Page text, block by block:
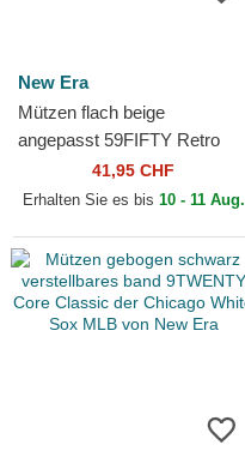
New Era
Mützen flach beige
angepasst 59FIFTY Retro
Crown Linen der Chicago
White Sox MLB von New Era
41,95 CHF
Erhalten Sie es bis 10 - 11 Aug.